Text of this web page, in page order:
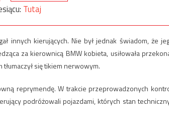
Tutaj
innych kierujących. Nie był jednak świadom, że
za kierownicą BMW kobieta, usiłowała
się tikiem nerwowym.
reprymendę. W trakcie przeprowadzonych
podróżowali pojazdami, których stan